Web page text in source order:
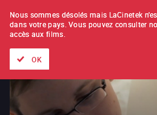
À L'UNITÉ
Nous sommes désolés mais LaCinetek
dans votre pays. Vous pouvez consulter
accès aux films.
OK